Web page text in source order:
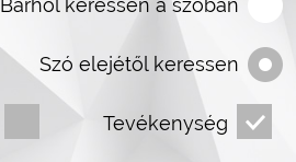
Bárhol keressen a szóban
Szó elejétől keressen
Tevékenység